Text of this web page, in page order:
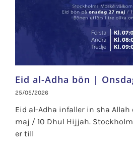
Eid al-Adha bön |
25/05/2026
Eid al-Adha infaller in sha Allah
maj / 10 Dhul Hijjah.
er till